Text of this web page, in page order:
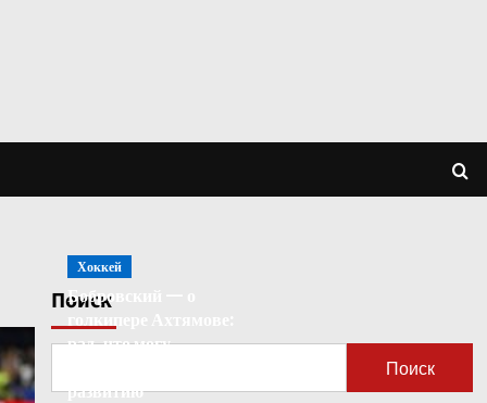
Поиск
Поиск
Хоккей
Бобровский — о
рад, что могу
развитию